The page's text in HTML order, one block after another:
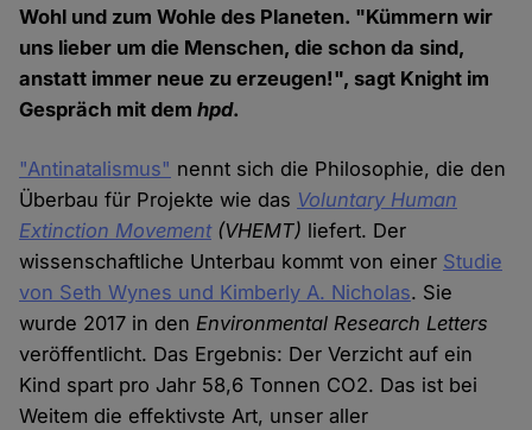
Wohl und zum Wohle des Planeten. "Kümmern wir
uns lieber um die Menschen, die schon da sind,
anstatt immer neue zu erzeugen!", sagt Knight im
Gespräch mit demhpd.
"Antinatalismus" nennt sich die Philosophie, die den
Überbau für Projekte wie das Voluntary Human
Extinction Movement(VHEMT) liefert. Der
wissenschaftliche Unterbau kommt von einer Studie
von Seth Wynes und Kimberly A. Nicholas. Sie
wurde 2017 in denEnvironmental Research Letters
veröffentlicht. Das Ergebnis: Der Verzicht auf ein
Kind spart pro Jahr 58,6 Tonnen CO2. Das ist bei
Weitem die effektivste Art, unser aller